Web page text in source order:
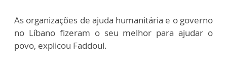
As organizações de ajuda humanitária e o governo
no Líbano fizeram o seu melhor para ajudar o
povo, explicou Faddoul.